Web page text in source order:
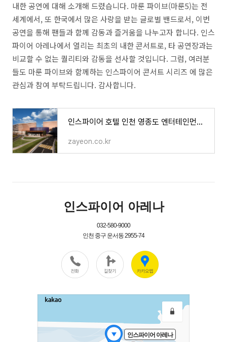
내한 공연에 대해 소개해 드렸습니다. 마룬 파이브(마룬5)는 전
세계에서, 또 한국에서 많은 사랑을 받는 글로벌 밴드로서, 이번
공연을 통해 팬들과 함께 감동과 즐거움을 나누고자 합니다. 인스
파이어 아레나에서 열리는 최초의 내한 콘서트로, 타 공연장과는
비교할 수 없는 퀄리티와 감동을 선사할 것입니다. 그럼, 여러분
들도 마룬 파이브와 함께하는 인스파이어 콘서트 시리즈 에 많은
관심과 참여 부탁드립니다. 감사합니다.
인스파이어 호텔 인천 영종도 엔터테인먼트 리조트(INSPIRE Entertainment Resort) 예약 - 숲속 2시간 전
zayeon.co.kr